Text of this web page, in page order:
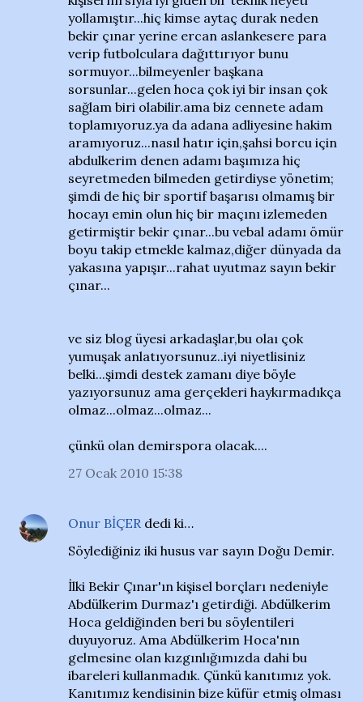
yollamıştır...hiç kimse aytaç durak neden
bekir çınar yerine ercan aslankesere para
verip futbolculara dağıttırıyor bunu
sormuyor...bilmeyenler başkana
sorsunlar...gelen hoca çok iyi bir insan çok
sağlam biri olabilir.ama biz cennete adam
toplamıyoruz.ya da adana adliyesine hakim
aramıyoruz...nasıl hatır için,şahsi borcu için
abdulkerim denen adamı başımıza hiç
seyretmeden bilmeden getirdiyse yönetim;
şimdi de hiç bir sportif başarısı olmamış bir
hocayı emin olun hiç bir maçını izlemeden
getirmiştir bekir çınar...bu vebal adamı ömür
boyu takip etmekle kalmaz,diğer dünyada da
yakasına yapışır...rahat uyutmaz sayın bekir
çınar...
ve siz blog üyesi arkadaşlar,bu olaı çok
yumuşak anlatıyorsunuz..iyi niyetlisiniz
belki...şimdi destek zamanı diye böyle
yazıyorsunuz ama gerçekleri haykırmadıkça
olmaz...olmaz...olmaz...
çünkü olan demirspora olacak....
27 Ocak 2010 15:38
Onur BİÇER dedi ki…
Söylediğiniz iki husus var sayın Doğu Demir.
İlki Bekir Çınar'ın kişisel borçları nedeniyle
Abdülkerim Durmaz'ı getirdiği. Abdülkerim
Hoca geldiğinden beri bu söylentileri
duyuyoruz. Ama Abdülkerim Hoca'nın
gelmesine olan kızgınlığımızda dahi bu
ibareleri kullanmadık. Çünkü kanıtımız yok.
Kanıtımız kendisinin bize küfür etmiş olması